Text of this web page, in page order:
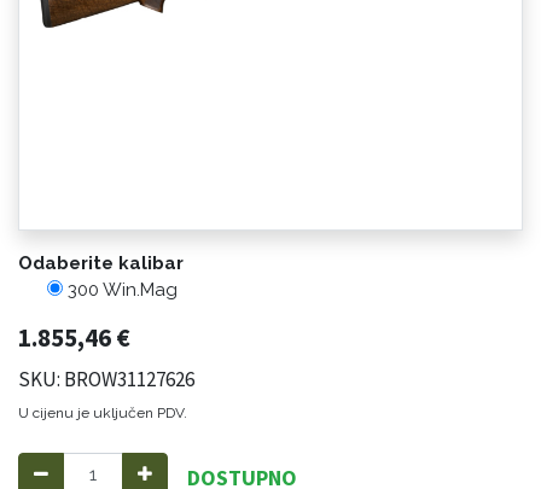
Odaberite kalibar
300 Win.Mag
1.855,46€
SKU: BROW31127626
U cijenu je uključen PDV.
DOSTUPNO